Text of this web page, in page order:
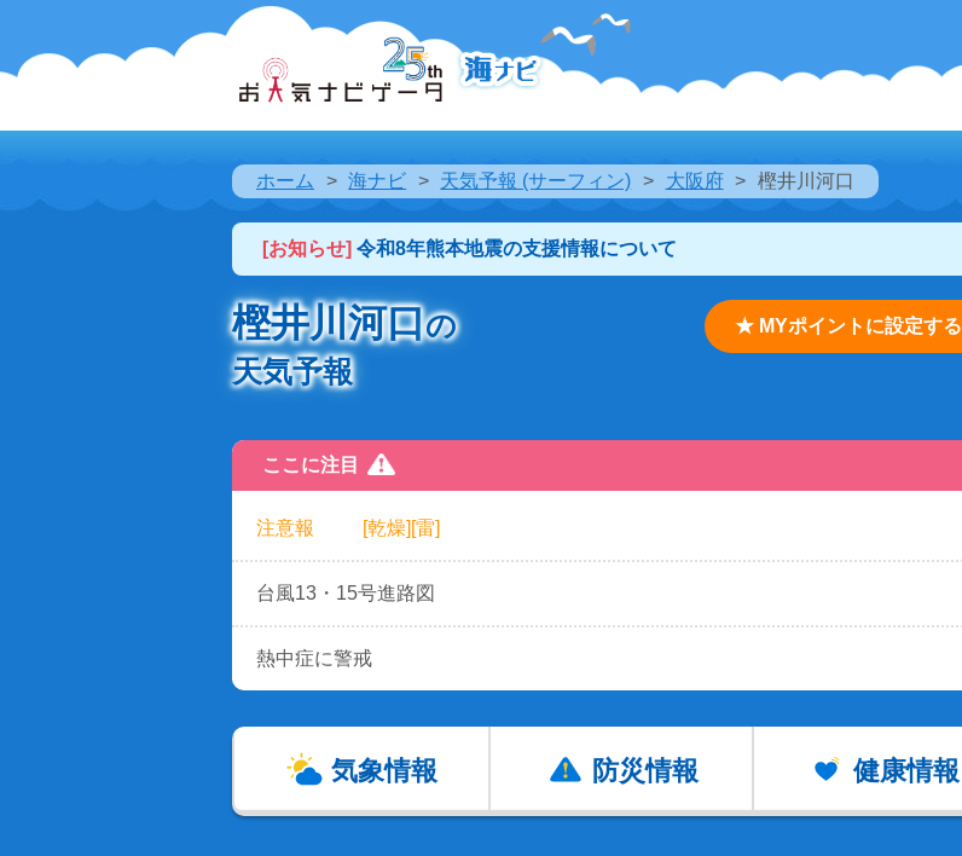
ホーム 海ナビ 天気予報 (サーフィン) 大阪府 樫井川河口
[お知らせ] 令和8年熊本地震の支援情報について
樫井川河口の
天気予報
★ MYポイントに設定する
ここに注目
注意報 [乾燥][雷]
台風13・15号進路図
熱中症に警戒
気象情報 防災情報 健康情報